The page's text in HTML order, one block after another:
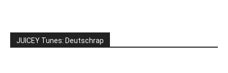
JUICEY Tunes: Deutschrap